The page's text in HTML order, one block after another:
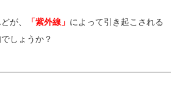
が、 「紫外線」 によって引き起こされる
しょうか？